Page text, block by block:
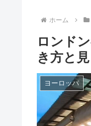
ホーム
ロンド
き方と
ヨーロッパ